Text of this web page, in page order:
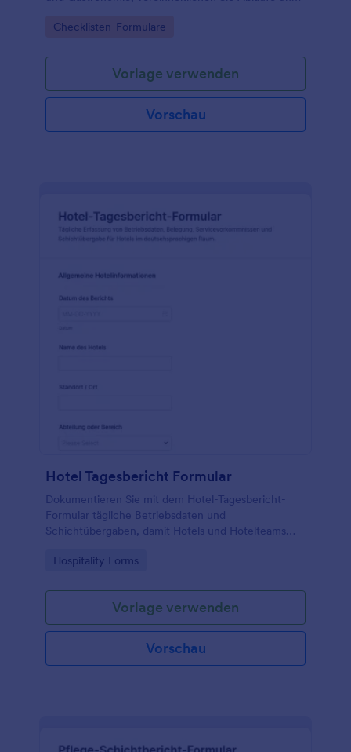
Go to Category:
Checklisten-Formulare
Vorlage verwenden
Vorschau
Hotel Tagesbericht Formular
Dokumentieren Sie mit dem Hotel-Tagesbericht-
Formular tägliche Betriebsdaten und
Schichtübergaben, damit Hotels und Hotelteams
einheitlich erfassen und auswerten können.
Go to Category:
Hospitality Forms
Vorlage verwenden
Vorschau